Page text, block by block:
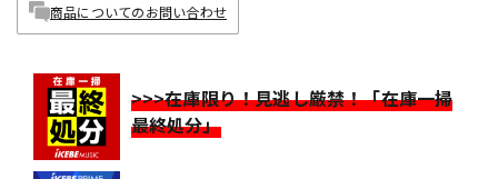
商品についてのお問い合わせ
>>>在庫限り！見逃し厳禁！「在庫一掃
最終処分」